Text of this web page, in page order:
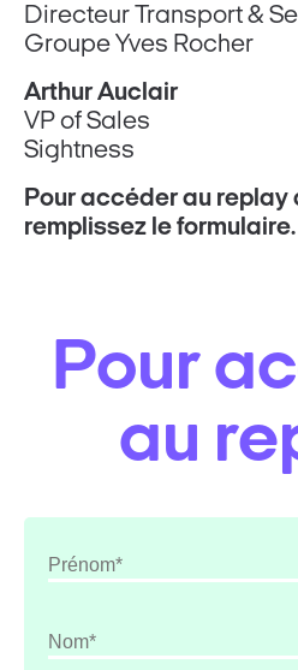
Directeur Transport &
Groupe Yves Rocher
Arthur Auclair
VP of Sales
Sightness
Pour accéder au replay
remplissez le formulaire.
Pour
au